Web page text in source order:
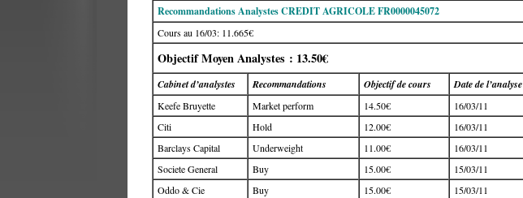
Recommandations Analystes CREDIT AGRICOLE FR0000045072
Cours au 16/03: 11.665€
Objectif Moyen Analystes : 13.50€
Cabinet d’analystes Recommandations Objectif de cours Date de l’analyse
Keefe Bruyette Market perform 14.50€
16/03/11
Citi
Hold 12.00€
16/03/11
Barclays Capital
Underweight 11.00€
16/03/11
Societe General
Buy 15.00€
15/03/11
Oddo & Cie
Buy 15.00€ 15/03/11